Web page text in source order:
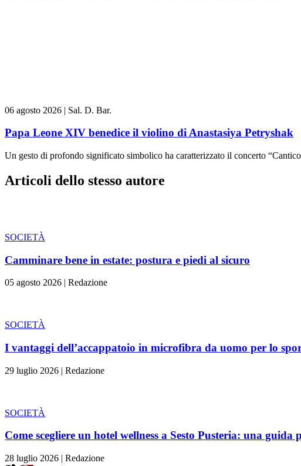
06 agosto 2026 | Sal. D. Bar.
Papa Leone XIV benedice il violino di Anastasiya Petryshak
Un gesto di profondo significato simbolico ha caratterizzato il concerto
Articoli dello stesso autore
SOCIETÀ
Camminare bene in estate: postura e piedi al sicuro
05 agosto 2026 | Redazione
SOCIETÀ
I vantaggi dell’accappatoio in microfibra da uomo per lo
29 luglio 2026 | Redazione
SOCIETÀ
Come scegliere un hotel wellness a Sesto Pusteria: una guida
28 luglio 2026 | Redazione